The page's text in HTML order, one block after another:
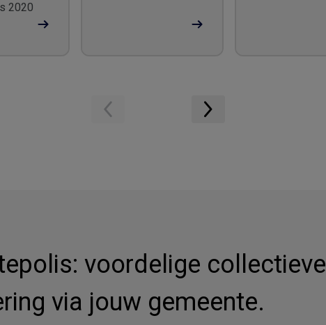
2020
voordelige collectieve
via jouw gemeente.